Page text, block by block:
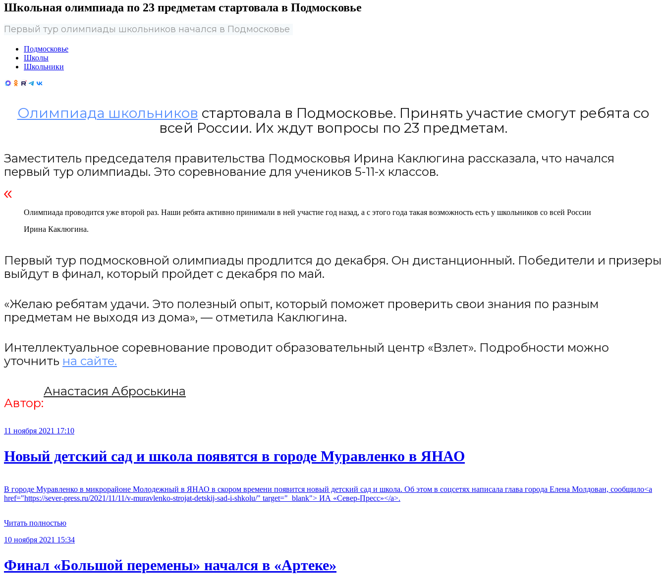
Школьная олимпиада по 23 предметам стартовала в Подмосковье
Первый тур олимпиады школьников начался в Подмосковье
Подмосковье
Школы
Школьники
Олимпиада школьников стартовала в Подмосковье. Принять участие смогут ребята со
всей России. Их ждут вопросы по 23 предметам.
Заместитель председателя правительства Подмосковья Ирина Каклюгина рассказала, что начался
первый тур олимпиады. Это соревнование для учеников 5-11-х классов.
Олимпиада проводится уже второй раз. Наши ребята активно принимали в ней участие год назад, а с этого года такая возможность есть у школьников со всей России
Ирина Каклюгина.
Первый тур подмосковной олимпиады продлится до декабря. Он дистанционный. Победители и призеры
выйдут в финал, который пройдет с декабря по май.
«Желаю ребятам удачи. Это полезный опыт, который поможет проверить свои знания по разным
предметам не выходя из дома», — отметила Каклюгина.
Интеллектуальное соревнование проводит образовательный центр «Взлет». Подробности можно
уточнить на сайте.
Автор:
Анастасия Аброськина
11 ноября 2021 17:10
Новый детский сад и школа появятся в городе Муравленко в ЯНАО
В городе Муравленко в микрорайоне Молодежный в ЯНАО в скором времени появится новый детский сад и школа. Об этом в соцсетях написала глава города Елена Молдован, сообщило<a
href="https://sever-press.ru/2021/11/11/v-muravlenko-strojat-detskij-sad-i-shkolu/" target="_blank"> ИА «Север-Пресс»</a>.
Читать полностью
10 ноября 2021 15:34
Финал «Большой перемены» начался в «Артеке»